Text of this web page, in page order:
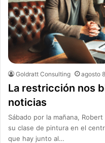
Goldratt Consulting agosto
La restricción nos
noticias
Sábado por la mañana,
su clase de pintura en el
que hay junto al…